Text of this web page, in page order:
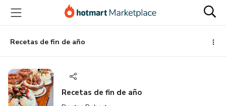
principal
página
de
página
Recetas de fin de año
Recetas de fin de año